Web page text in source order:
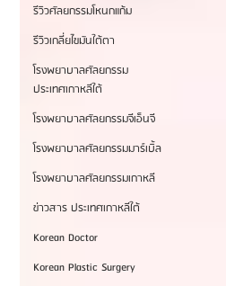
รีวิวศัลยกรรมโหนกแก้ม
รีวิวเกลี่ยไขมันใต้ตา
โรงพยาบาลศัลยกรรม
ประเทศเกาหลีใต้
โรงพยาบาลศัลยกรรมจีเอ็นจี
โรงพยาบาลศัลยกรรมมาร์เบิ้ล
โรงพยาบาลศัลยกรรมเกาหลี
ข่าวสาร ประเทศเกาหลีใต้
Korean Doctor
Korean Plastic Surgery